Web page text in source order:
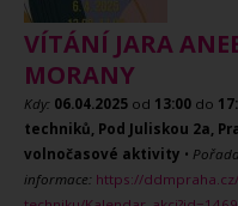
VÍTÁNÍ JARA
MORANY
Kdy: 06.04.2025 od 13:00 do
techniků, Pod Juliskou 2a,
volnočasové aktivity •
informace: https://